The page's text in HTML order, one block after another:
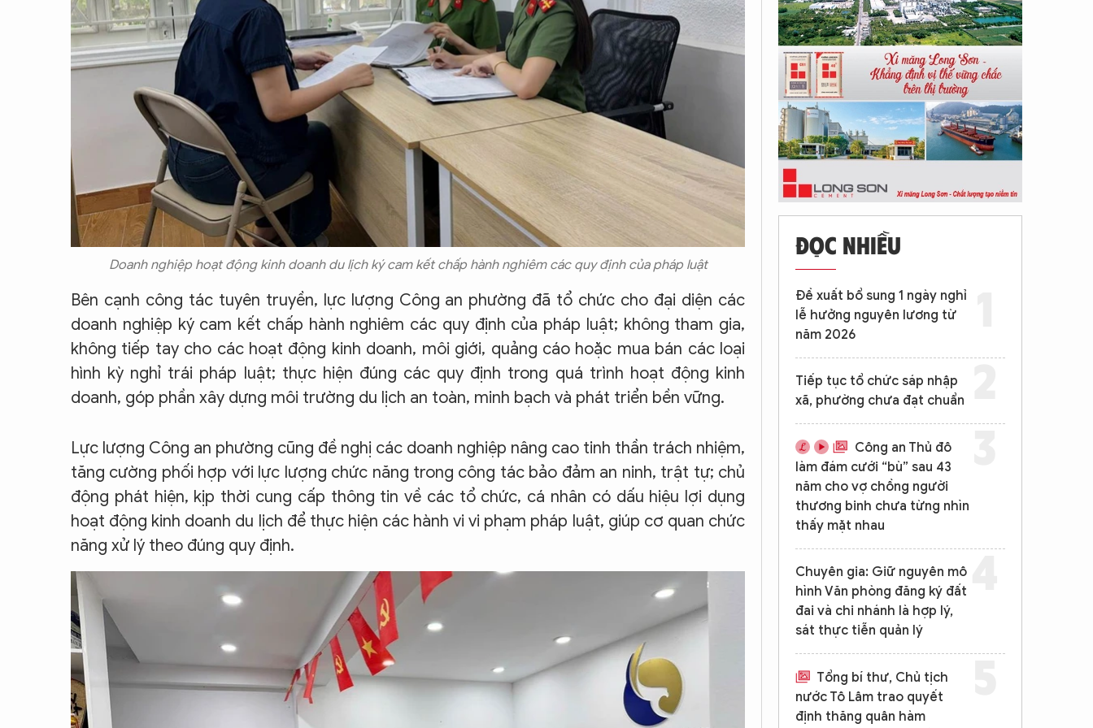
Doanh nghiệp hoạt động kinh doanh du lịch ký cam kết chấp hành nghiêm các quy định của pháp luật
Bên cạnh công tác tuyên truyền, lực lượng Công an phường đã tổ chức cho đại diện các
doanh nghiệp ký cam kết chấp hành nghiêm các quy định của pháp luật; không tham gia,
không tiếp tay cho các hoạt động kinh doanh, môi giới, quảng cáo hoặc mua bán các loại
hình kỳ nghỉ trái pháp luật; thực hiện đúng các quy định trong quá trình hoạt động kinh
doanh, góp phần xây dựng môi trường du lịch an toàn, minh bạch và phát triển bền vững.
Lực lượng Công an phường cũng đề nghị các doanh nghiệp nâng cao tinh thần trách nhiệm,
tăng cường phối hợp với lực lượng chức năng trong công tác bảo đảm an ninh, trật tự; chủ
động phát hiện, kịp thời cung cấp thông tin về các tổ chức, cá nhân có dấu hiệu lợi dụng
hoạt động kinh doanh du lịch để thực hiện các hành vi vi phạm pháp luật, giúp cơ quan chức
năng xử lý theo đúng quy định.
ĐỌC NHIỀU
Đề xuất bổ sung 1 ngày nghỉ
lễ hưởng nguyên lương từ
năm 2026
Tiếp tục tổ chức sáp nhập
xã, phường chưa đạt chuẩn
Công an Thủ đô
làm đám cưới “bù” sau 43
năm cho vợ chồng người
thương binh chưa từng nhìn
thấy mặt nhau
Chuyên gia: Giữ nguyên mô
hình Văn phòng đăng ký đất
đai và chi nhánh là hợp lý,
sát thực tiễn quản lý
Tổng bí thư, Chủ tịch
nước Tô Lâm trao quyết
định thăng quân hàm